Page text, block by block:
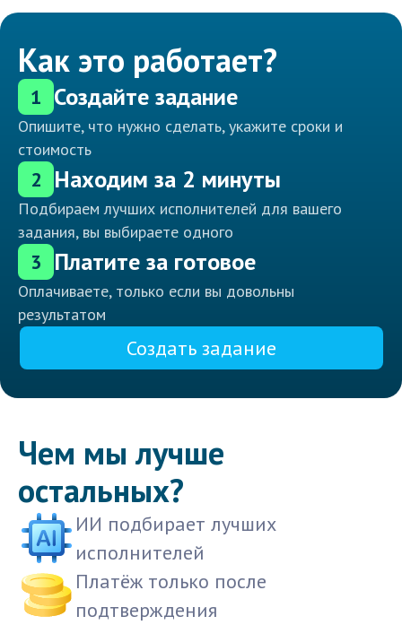
Как это работает?
1 Создайте задание
Опишите, что нужно сделать, укажите сроки и
стоимость
2 Находим за 2 минуты
Подбираем лучших исполнителей для вашего
задания, вы выбираете одного
3 Платите за готовое
Оплачиваете, только если вы довольны
результатом
Создать задание
Чем мы лучше
остальных?
ИИ подбирает лучших
исполнителей
Платёж только после
подтверждения